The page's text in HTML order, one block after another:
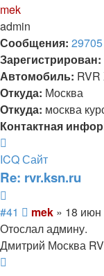
mek
admin
Сообщения: 29705
Зарегистрирован:
Автомобиль: RVR
Откуда: Москва
Откуда: москва
Контактная
информация
пользователя
ICQСайт
Re: rvr.ksn.ru
#41
Сообщение
mek » 18 июн
Отослал админу.
Дмитрий Москва